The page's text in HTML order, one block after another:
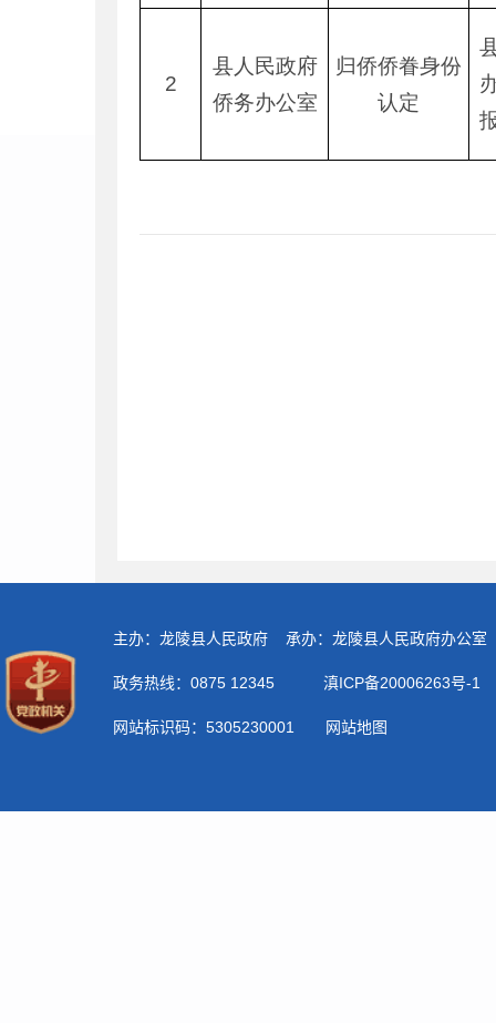
2
县人民政府
侨务办公室
归侨侨眷身份
认定